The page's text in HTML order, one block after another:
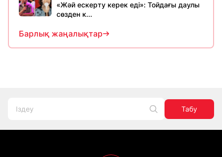
«Жәй ескерту керек еді»: Тойдағы даулы
сөзден к...
Барлық жаңалықтар
Табу